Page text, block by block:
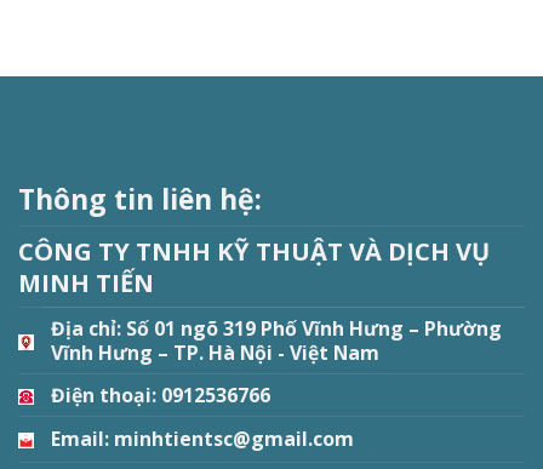
Thông tin liên hệ:
CÔNG TY TNHH KỸ THUẬT VÀ DỊCH VỤ
MINH TIẾN
Địa chỉ: Số 01 ngõ 319 Phố Vĩnh Hưng – Phường
Vĩnh Hưng – TP. Hà Nội - Việt Nam
Điện thoại: 0912536766
Email: minhtientsc@gmail.com